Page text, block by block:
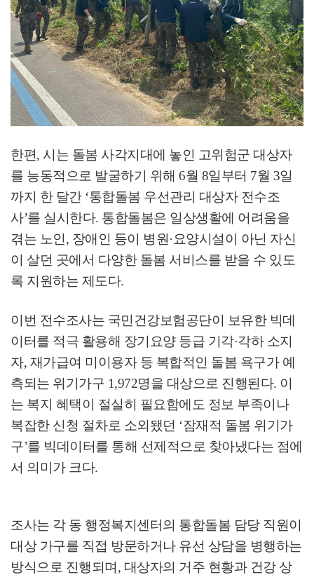
한편, 시는 돌봄 사각지대에 놓인 고위험군 대상자
를 능동적으로 발굴하기 위해 6월 8일부터 7월 3일
까지 한 달간 ‘통합돌봄 우선관리 대상자 전수조
사’를 실시한다. 통합돌봄은 일상생활에 어려움을
겪는 노인, 장애인 등이 병원 ·요양시설이 아닌 자신
이 살던 곳에서 다양한 돌봄 서비스를 받을 수 있도
록 지원하는 제도다.
이번 전수조사는 국민건강보험공단이 보유한 빅데
이터를 적극 활용해 장기요양 등급 기각·각하 소지
자, 재가급여 미이용자 등 복합적인 돌봄 욕구가 예
측되는 위기가구 1,972명을 대상으로 진행된다. 이
는 복지 혜택이 절실히 필요함에도 정보 부족이나
복잡한 신청 절차로 소외됐던 ‘잠재적 돌봄 위기가
구’를 빅데이터를 통해 선제적으로 찾아냈다는 점에
서 의미가 크다.
조사는 각 동 행정복지센터의 통합돌봄 담당 직원이
대상 가구를 직접 방문하거나 유선 상담을 병행하는
방식으로 진행되며 , 대상자의 거주 현황과 건강 상